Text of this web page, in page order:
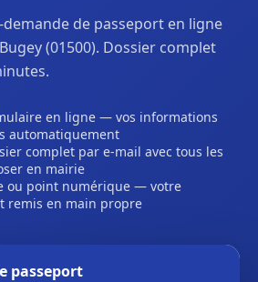
de passeport en ligne
(01500). Dossier complet
en ligne — vos informations
automatiquement
complet par e-mail avec tous les
en mairie
ou point numérique — votre
remis en main propre
passeport